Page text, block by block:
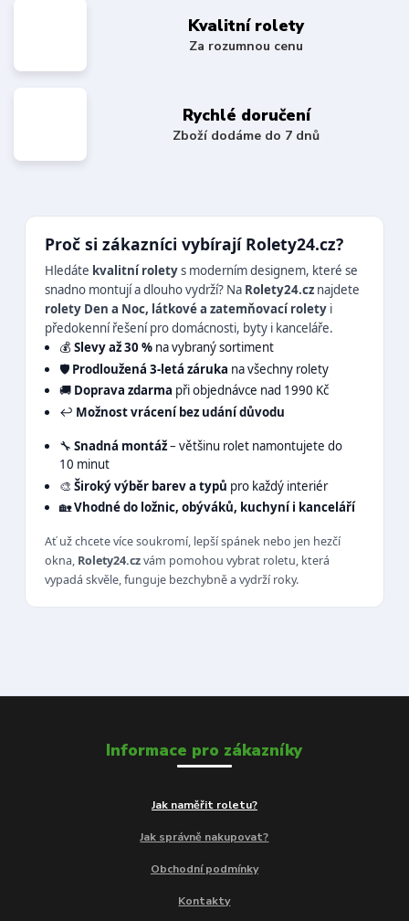
Kvalitní rolety
Za rozumnou cenu
Rychlé doručení
Zboží dodáme do 7 dnů
Proč si zákazníci vybírají Rolety24.cz?
Hledáte kvalitní roletys moderním designem, které se
snadno montují a dlouho vydrží? Na Rolety24.cz najdete
rolety Den a Noc, látkové a zatemňovací rolety i
předokenní řešení pro domácnosti, byty i kanceláře.
💰 Slevy až 30 %na vybraný sortiment
🛡️ Prodloužená 3-letá záruka na všechny rolety
🚚 Doprava zdarma při objednávce nad 1990 Kč
↩️ Možnost vrácení bez udání důvodu
🔧 Snadná montáž– většinu rolet namontujete do
10 minut
🎨 Široký výběr barev a typů pro každý interiér
🏡Vhodné do ložnic, obýváků, kuchyní i kanceláří
Ať už chcete více soukromí, lepší spánek nebo jen hezčí
okna, Rolety24.czvám pomohou vybrat roletu, která
vypadá skvěle, funguje bezchybně a vydrží roky.
Informace pro zákazníky
Jak naměřit roletu?
Jak správně nakupovat?
Obchodní podmínky
Kontakty